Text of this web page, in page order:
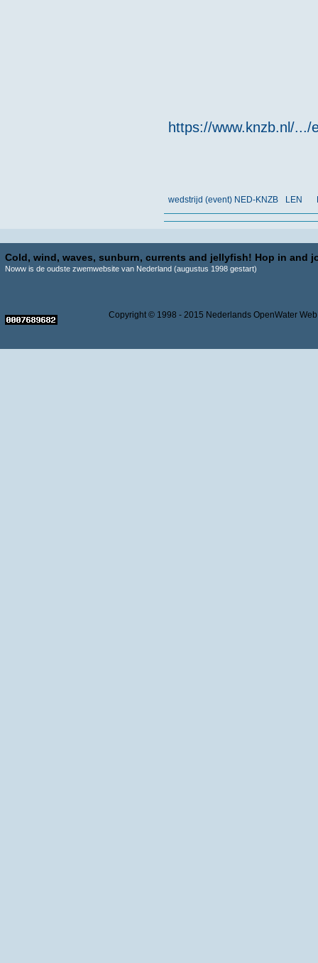
https://www.knzb.nl/.../
wedstrijd (event) NED-KNZB LEN
Cold, wind, waves, sunburn, currents and jellyfish! Hop in and
Noww is de oudste zwemwebsite van Nederland (augustus 1998 gestart)
Copyright © 1998 - 2015 Nederlands OpenWater